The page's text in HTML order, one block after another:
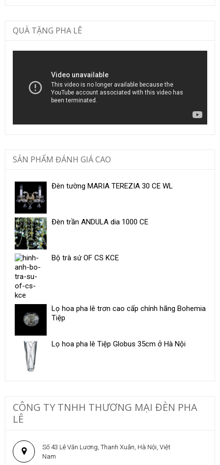
QUÀ TẶNG PHA LÊ
SẢN PHẨM ĐÁNH GIÁ CAO
Đèn tường MARIA TEREZIA 30 CE WL
Đèn trần ANDULA dia 1000 CE
Bộ trà sứ ​OF CS KCE
Lọ hoa pha lê trơn cao cấp chính hãng Bohemia
Tiệp
Lọ hoa pha lê Tiệp Globus 35cm ở Hà Nội
CÔNG TY TNHH THƯƠNG MẠI ĐÈN PHA
LÊ
Số 43 Lê Văn Lương, Thanh Xuân, Hà Nội, Việt
Nam